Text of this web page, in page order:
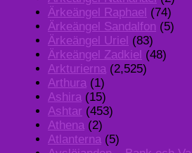
Ärkeängel Raphael (74)
Ärkeängel Sandalfon (5)
Ärkeängel Uriel (83)
Ärkeängel Zadkiel (48)
Arkturierna (2,525)
Arthura (1)
Ashira (15)
Ashtar (453)
Athena (2)
Atlanterna (5)